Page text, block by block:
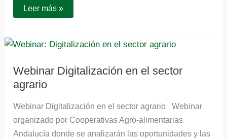
Leer más »
Webinar Digitalización en el sector
agrario
Webinar Digitalización en el sector agrario Webinar
organizado por Cooperativas Agro-alimentarias
Andalucía donde se analizarán las oportunidades y las
Webinar
Digitalización
sector
agrario